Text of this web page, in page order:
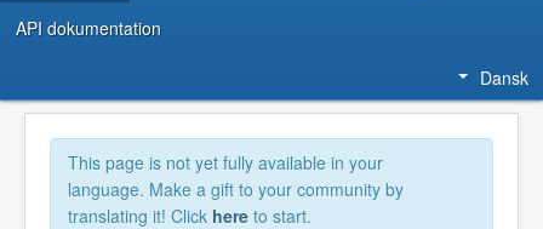
API dokumentation
Dansk
This page is not yet fully available in your
language. Make a gift to your community by
translating it! Click here to start.